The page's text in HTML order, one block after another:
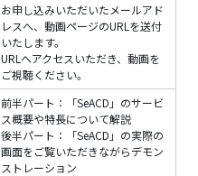
お申し込みいただいたメールアド
レスへ、動画ページのURLを送付
いたします。
URLへアクセスいただき、動画を
ご視聴ください。
前半パート：「SeACD」のサービ
ス概要や特長について解説
後半パート：「SeACD」の実際の
画面をご覧いただきながらデモン
ストレーション